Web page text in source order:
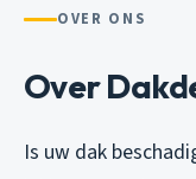
OVER ONS
Over
Is uw dak